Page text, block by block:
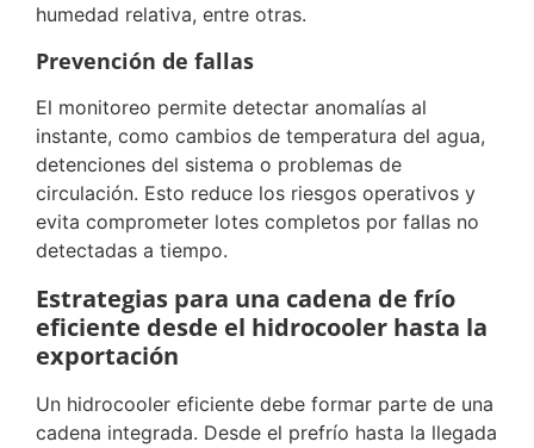
humedad relativa, entre otras.
Prevención de fallas
El monitoreo permite detectar anomalías al
instante, como cambios de temperatura del agua,
detenciones del sistema o problemas de
circulación. Esto reduce los riesgos operativos y
evita comprometer lotes completos por fallas no
detectadas a tiempo.
Estrategias para una cadena de frío
eficiente desde el hidrocooler hasta la
exportación
Un hidrocooler eficiente debe formar parte de una
cadena integrada. Desde el prefrío hasta la llegada